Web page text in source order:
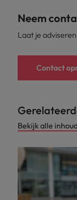
Neem
Laat je
Contact
Bekijk alle